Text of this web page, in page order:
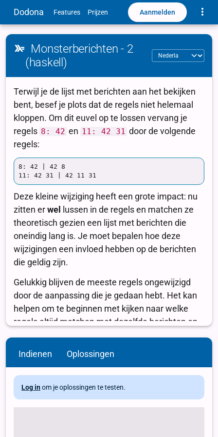
Dodona Features Prijzen Aanmelden
Monsterberichten - 2
(haskell)
Indienen Oplossingen
Log in om je oplossingen te testen.